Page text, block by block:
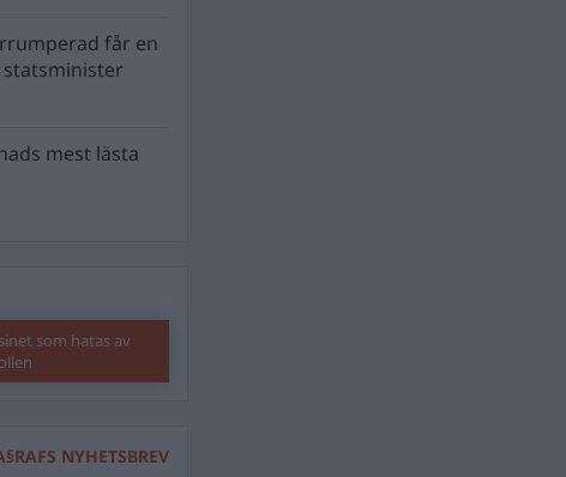
får en
statsminister
mest lästa
som hatas av
NYHETSBREV